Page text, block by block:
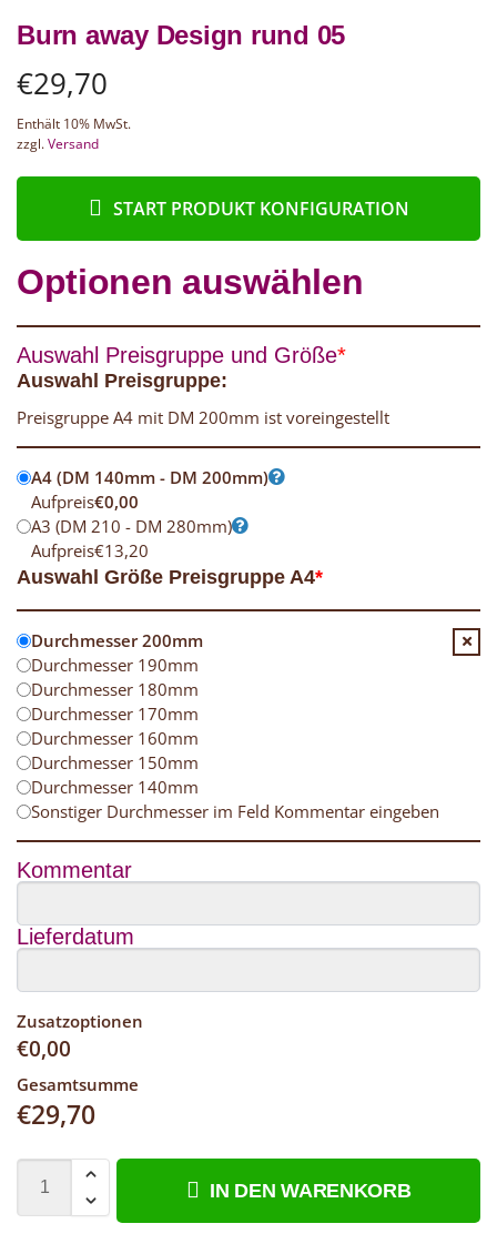
Burn away Design rund 05
€29,70
Enthält 10% MwSt.
zzgl.Versand
START PRODUKT KONFIGURATION
Optionen auswählen
*
Auswahl Preisgruppe und Größe
Auswahl Preisgruppe:
Preisgruppe A4 mit DM 200mm ist voreingestellt
A4 (DM 140mm - DM 200mm)
Aufpreis€0,00
A3 (DM 210 - DM 280mm)
Aufpreis€13,20
*
Auswahl Größe Preisgruppe A4
Durchmesser 200mm
Durchmesser 190mm
Durchmesser 180mm
Durchmesser 170mm
Durchmesser 160mm
Durchmesser 150mm
Durchmesser 140mm
Sonstiger Durchmesser im Feld Kommentar eingeben
Kommentar
Lieferdatum
Zusatzoptionen
€0,00
Gesamtsumme
€29,70
IN DEN WARENKORB